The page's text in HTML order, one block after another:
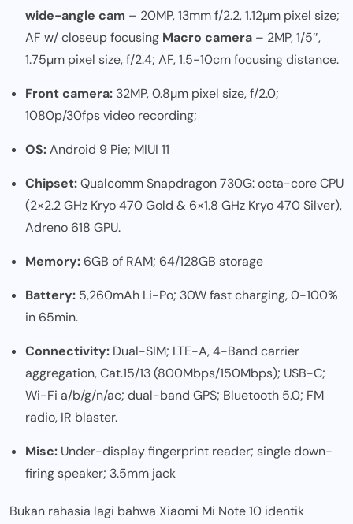
wide-angle cam – 20MP, 13mm f/2.2, 1.12µm pixel size;
AF w/ closeup focusing Macro camera – 2MP, 1/5″,
1.75µm pixel size, f/2.4; AF, 1.5-10cm focusing distance.
Front camera: 32MP, 0.8µm pixel size, f/2.0;
1080p/30fps video recording;
OS:Android 9 Pie; MIUI 11
Chipset:Qualcomm Snapdragon 730G: octa-core CPU
(2×2.2 GHz Kryo 470 Gold & 6×1.8 GHz Kryo 470 Silver),
Adreno 618 GPU.
Memory: 6GB of RAM; 64/128GB storage
Battery: 5,260mAh Li-Po; 30W fast charging, 0-100%
in 65min.
Connectivity: Dual-SIM; LTE-A, 4-Band carrier
aggregation, Cat.15/13 (800Mbps/150Mbps); USB-C;
Wi-Fi a/b/g/n/ac; dual-band GPS; Bluetooth 5.0; FM
radio, IR blaster.
Misc: Under-display fingerprint reader; single down-
firing speaker; 3.5mm jack
Bukan rahasia lagi bahwa Xiaomi Mi Note 10 identik